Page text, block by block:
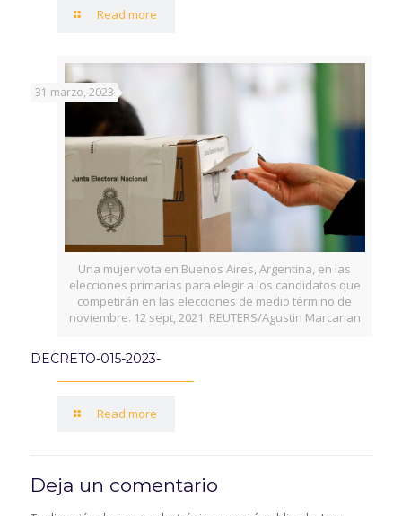
Read more
Una mujer vota en Buenos Aires, Argentina, en las
elecciones primarias para elegir a los candidatos que
competirán en las elecciones de medio término de
noviembre. 12 sept, 2021. REUTERS/Agustin Marcarian
31 marzo, 2023
DECRETO-015-2023-
Read more
Deja un comentario